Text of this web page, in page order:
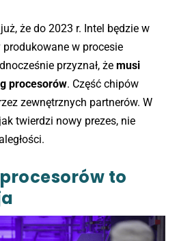
że do 2023 r. Intel będzie w
w procesie
przyznał, że musi
procesorów. Część chipów
zewnętrznych partnerów. W
twierdzi nowy prezes, nie
to